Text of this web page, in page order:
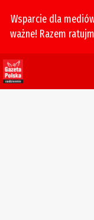
Wsparcie dla
ważne! Razem